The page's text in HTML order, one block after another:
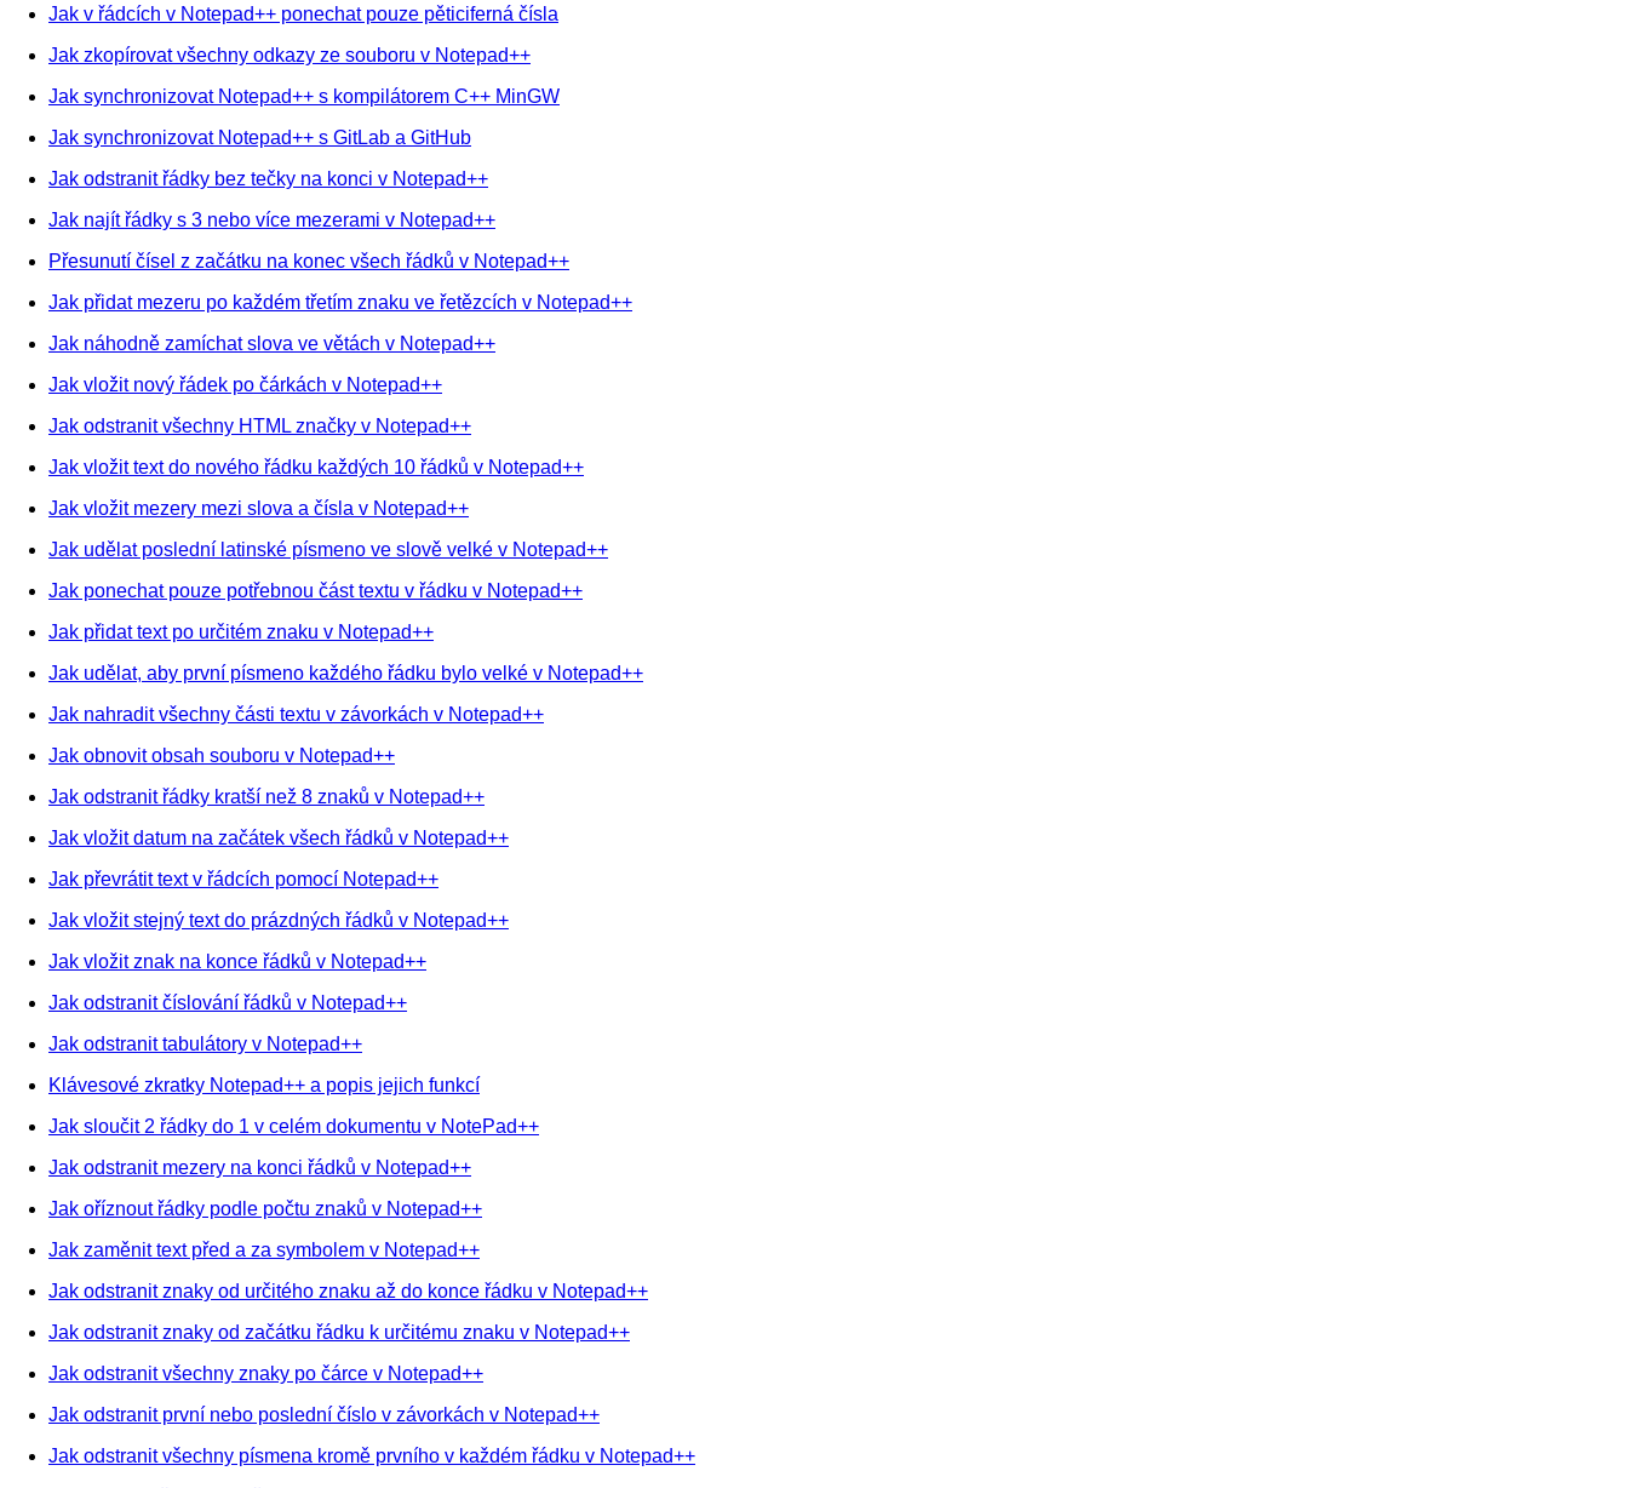
Jak v řádcích v Notepad++ ponechat pouze pěticiferná čísla
Jak zkopírovat všechny odkazy ze souboru v Notepad++
Jak synchronizovat Notepad++ s kompilátorem C++ MinGW
Jak synchronizovat Notepad++ s GitLab a GitHub
Jak odstranit řádky bez tečky na konci v Notepad++
Jak najít řádky s 3 nebo více mezerami v Notepad++
Přesunutí čísel z začátku na konec všech řádků v Notepad++
Jak přidat mezeru po každém třetím znaku ve řetězcích v Notepad++
Jak náhodně zamíchat slova ve větách v Notepad++
Jak vložit nový řádek po čárkách v Notepad++
Jak odstranit všechny HTML značky v Notepad++
Jak vložit text do nového řádku každých 10 řádků v Notepad++
Jak vložit mezery mezi slova a čísla v Notepad++
Jak udělat poslední latinské písmeno ve slově velké v Notepad++
Jak ponechat pouze potřebnou část textu v řádku v Notepad++
Jak přidat text po určitém znaku v Notepad++
Jak udělat, aby první písmeno každého řádku bylo velké v Notepad++
Jak nahradit všechny části textu v závorkách v Notepad++
Jak obnovit obsah souboru v Notepad++
Jak odstranit řádky kratší než 8 znaků v Notepad++
Jak vložit datum na začátek všech řádků v Notepad++
Jak převrátit text v řádcích pomocí Notepad++
Jak vložit stejný text do prázdných řádků v Notepad++
Jak vložit znak na konce řádků v Notepad++
Jak odstranit číslování řádků v Notepad++
Jak odstranit tabulátory v Notepad++
Klávesové zkratky Notepad++ a popis jejich funkcí
Jak sloučit 2 řádky do 1 v celém dokumentu v NotePad++
Jak odstranit mezery na konci řádků v Notepad++
Jak oříznout řádky podle počtu znaků v Notepad++
Jak zaměnit text před a za symbolem v Notepad++
Jak odstranit znaky od určitého znaku až do konce řádku v Notepad++
Jak odstranit znaky od začátku řádku k určitému znaku v Notepad++
Jak odstranit všechny znaky po čárce v Notepad++
Jak odstranit první nebo poslední číslo v závorkách v Notepad++
Jak odstranit všechny písmena kromě prvního v každém řádku v Notepad++